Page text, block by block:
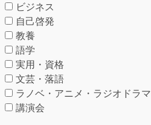
ビジネス
自己啓発
教養
語学
実用・資格
文芸・落語
ラノベ・アニメ・ラジオドラマ
講演会